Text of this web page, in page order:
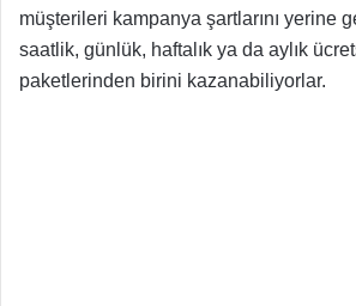
müşterileri kampanya şartlarını yerine
saatlik, günlük, haftalık ya da aylık
paketlerinden birini kazanabiliyorlar.